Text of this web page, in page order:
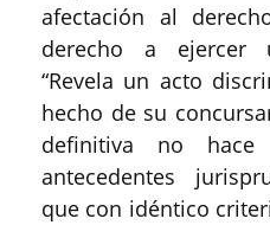
afectación al
derecho a ejercer
“Revela un acto
hecho de su
definitiva no
antecedentes
que con idéntico